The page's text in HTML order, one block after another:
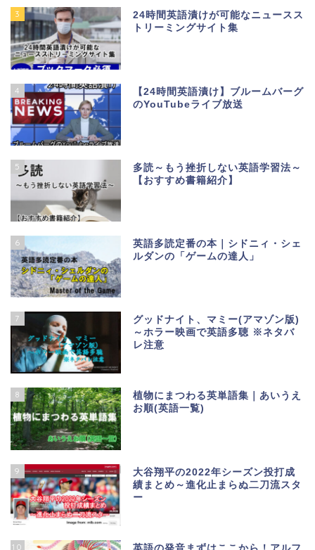
3
24時間英語漬けが可能なニュースス
トリーミングサイト集
4
【24時間英語漬け】ブルームバーグ
のYouTubeライブ放送
5
多読～もう挫折しない英語学習法～
【おすすめ書籍紹介】
6
英語多読定番の本｜シドニィ・シェ
ルダンの「ゲームの達人」
7
グッドナイト、マミー(アマゾン版)
～ホラー映画で英語多聴 ※ネタバ
レ注意
8
植物にまつわる英単語集｜あいうえ
お順(英語一覧)
9
大谷翔平の2022年シーズン投打成
績まとめ～進化止まらぬ二刀流スタ
ー
10